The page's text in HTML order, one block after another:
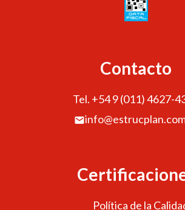
Contacto
Tel. +54 9 (011) 4627-
Política de la